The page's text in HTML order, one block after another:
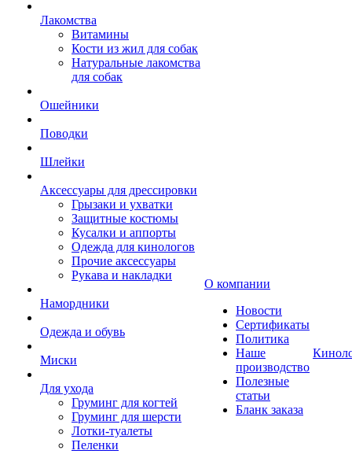
Лакомства
Витамины
Кости из жил для собак
Натуральные лакомства
для собак
Ошейники
Поводки
Шлейки
Аксессуары для дрессировки
Грызаки и ухватки
Защитные костюмы
Кусалки и аппорты
Одежда для кинологов
Прочие аксессуары
Рукава и накладки
Намордники
Одежда и обувь
Миски
Для ухода
Груминг для когтей
Груминг для шерсти
Лотки-туалеты
Пеленки
О компании
Новости
Сертификаты
Политика
Наше
производство
Полезные
статьи
Бланк заказа